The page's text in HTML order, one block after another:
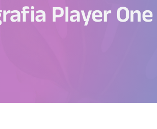
Player One